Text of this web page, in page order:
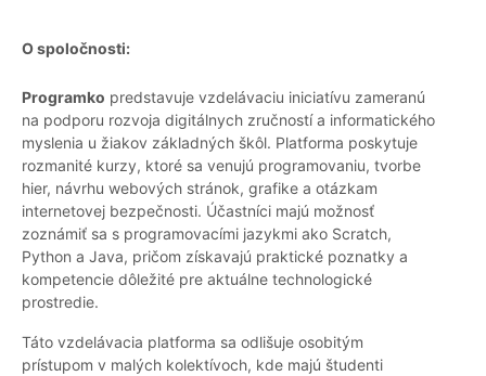
O spoločnosti:
Programko predstavuje vzdelávaciu iniciatívu zameranú
na podporu rozvoja digitálnych zručností a informatického
myslenia u žiakov základných škôl. Platforma poskytuje
rozmanité kurzy, ktoré sa venujú programovaniu, tvorbe
hier, návrhu webových stránok, grafike a otázkam
internetovej bezpečnosti. Účastníci majú možnosť
zoznámiť sa s programovacími jazykmi ako Scratch,
Python a Java, pričom získavajú praktické poznatky a
kompetencie dôležité pre aktuálne technologické
prostredie.
Táto vzdelávacia platforma sa odlišuje osobitým
prístupom v malých kolektívoch, kde majú študenti